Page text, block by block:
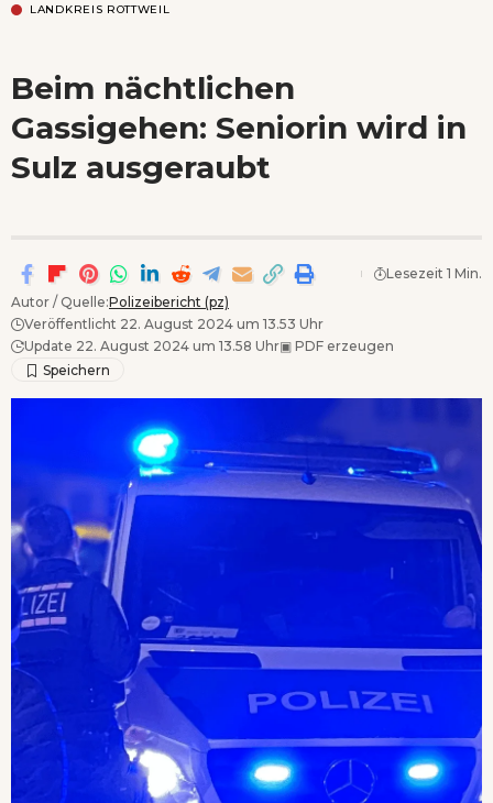
LANDKREIS ROTTWEIL
Beim nächtlichen
Gassigehen: Seniorin wird in
Sulz ausgeraubt
Autor / Quelle:Polizeibericht (pz)
Veröffentlicht 22. August 2024 um 13.53 Uhr
Update 22. August 2024 um 13.58 Uhr▣ PDF erzeugen
Lesezeit 1 Min.